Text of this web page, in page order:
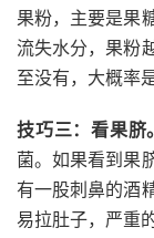
果粉，主要是果
流失水分，果粉
至没有，大概率
技巧三：看果脐。
菌。如果看到果
有一股刺鼻的酒
易拉肚子，严重